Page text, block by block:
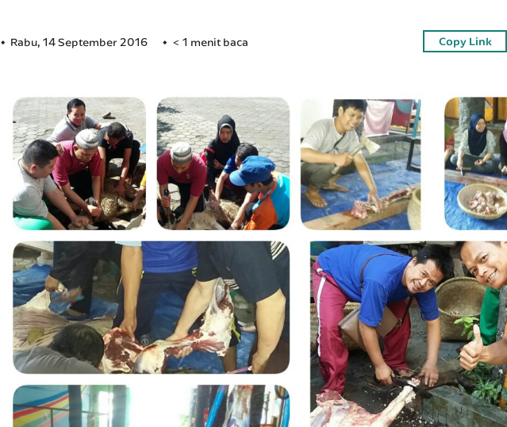
Rabu, 14 September 2016 < 1 menit baca Copy Link